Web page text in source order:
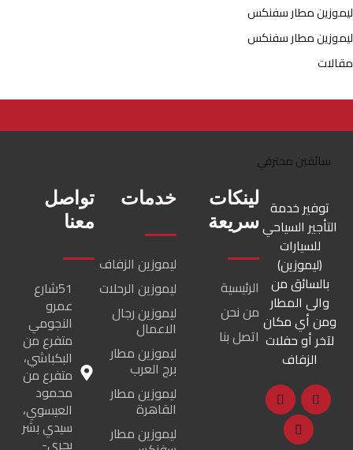
ليموزين مطار سفنكس
ليموزين مطار سفنكس
مقالات
توفير خدمة
التأجير السياحي
للسيارات
(ليموزين)
بالسائق من
والى المطار
ومن أي مكان
لآخر أو حفلات
الزفاف
لينكات
سريعة
الرئيسية
من نحن
اتصل بنا
خدمات
ليموزين الزفاف
ليموزين الرحلات
ليموزين رجال
الاعمال
ليموزين مطار
برج العرب
ليموزين مطار
القاهرة
ليموزين مطار
تواصل
معنا
51شارع
عمرو
النجومي
متفرع من
البكباشي،
متفرع من
محمود
العيسوي،
سيدي بشر
بحري-